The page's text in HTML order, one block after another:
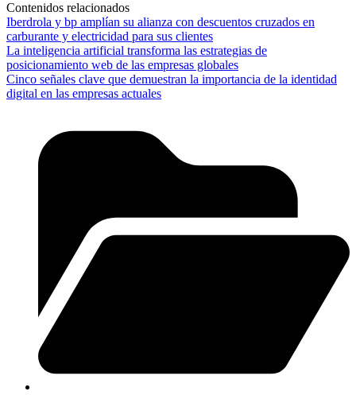
Contenidos relacionados
Iberdrola y bp amplían su alianza con descuentos cruzados en
carburante y electricidad para sus clientes
La inteligencia artificial transforma las estrategias de
posicionamiento web de las empresas globales
Cinco señales clave que demuestran la importancia de la identidad
digital en las empresas actuales